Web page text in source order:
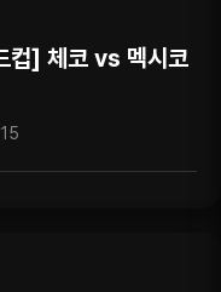
] 체코 vs 멕시코